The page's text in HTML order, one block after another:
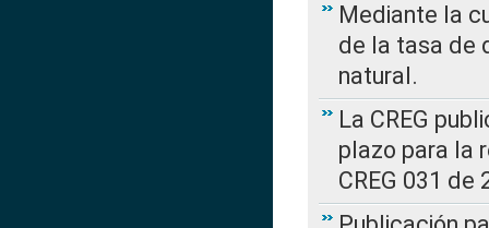
Mediante la
de la tasa de
natural.
La CREG
plazo para la
CREG 031 de